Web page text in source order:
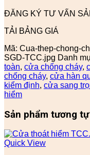
ĐĂNG KÝ TƯ VẤN
TẢI BẢNG GIÁ
Mã: Cua-thep-chong-
SGD-TCC.jpg Danh
toàn, cửa chống cháy,
chống cháy, cửa hàn
kiểm định, cửa sang
hiểm
Sản phẩm tương tự
Quick View